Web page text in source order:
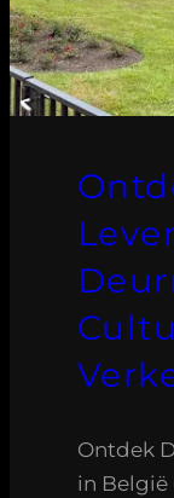
Ontdek
in België